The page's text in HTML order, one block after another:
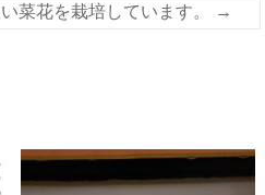
菜花を栽培しています。 →